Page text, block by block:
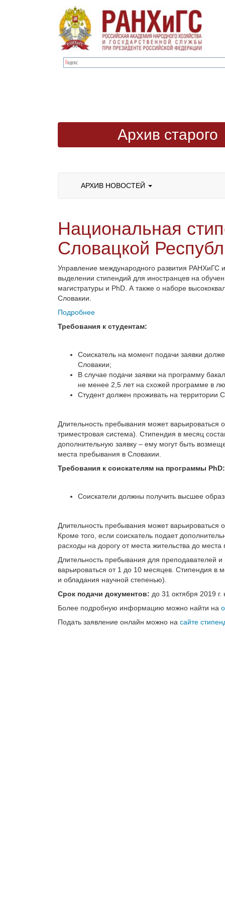
Архив старого
АРХИВ НОВОСТЕЙ
Национальная
Словацкой
Управление международного развития РАНХиГС
выделении стипендий для иностранцев на
магистратуры и PhD. А также о наборе
Словакии.
Подробнее
Требования к студентам:
Соискатель на момент подачи заявки
Словакии;
В случае подачи заявки на программу
не менее 2,5 лет на схожей программе в
Студент должен проживать на территории
Длительность пребывания может варьироваться
триместровая система). Стипендия в месяц
дополнительную заявку – ему могут быть
места пребывания в Словакии.
Требования к соискателям на программы PhD:
Соискатели должны получить высшее
Длительность пребывания может
Кроме того, если соискатель подает
расходы на дорогу от места жительства до
Длительность пребывания для преподавателей
варьироваться от 1 до 10 месяцев. Стипендия в
и обладания научной степенью).
Срок подачи документов: до 31 октября 2019
Более подробную информацию можно найти на
Подать заявление онлайн можно на сайте